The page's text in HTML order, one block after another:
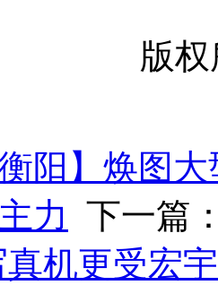
版
衡阳】焕图
力
下一篇
机更受宏